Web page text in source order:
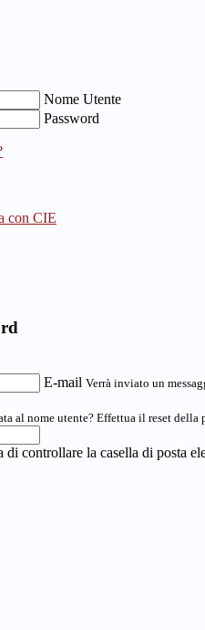
Nome Utente
Password
con CIE
E-mail Verrà inviato un
al nome utente? Effettua il reset della
di controllare la casella di posta